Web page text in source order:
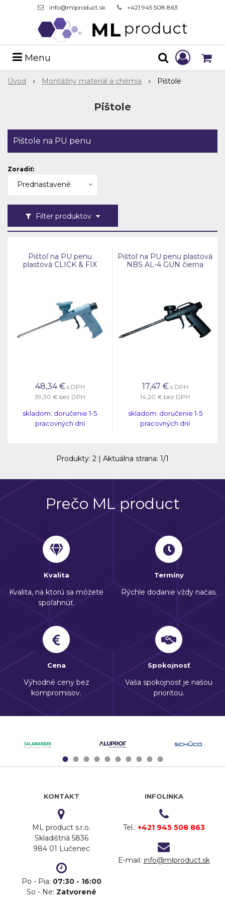
info@mlproduct.sk +421 945 508 863
Menu
Úvod Montážny materiál a chémia Pištole
Pištole
Pištole na PU penu
Filter produktov
Zoradiť:
Prednastavené
Pištoľ na PU penu
plastová CLICK & FIX
48,34 € s DPH
39,30 € bez DPH
skladom: doručenie 1-5
pracovných dní
Pištoľ na PU penu plastová
NBS AL-4 GUN čierna
17,47 € s DPH
14,20 € bez DPH
skladom: doručenie 1-5
pracovných dní
Produkty: 2 | Aktuálna strana: 1/1
Prečo ML product
Kvalita
Kvalita, na ktorú sa môžete
spoľahnúť.
Termíny
Rýchle dodanie vždy načas.
Cena
Výhodné ceny bez
kompromisov.
Spokojnosť
Vaša spokojnosť je našou
prioritou.
12345678910
KONTAKT
ML product s.r.o.
Skladištná 5836
984 01 Lučenec
Po - Pia: 07:30 - 16:00
So - Ne: Zatvorené
INFOLINKA
Tel.: +421 945 508 863
E-mail: info@mlproduct.sk